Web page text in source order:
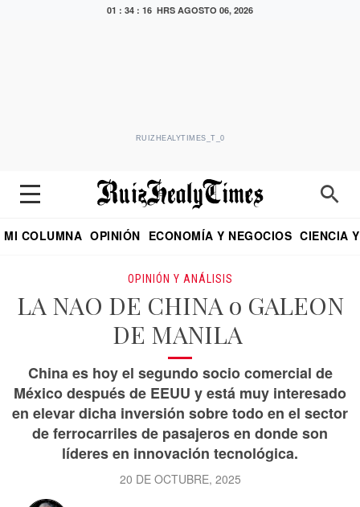
01 : 34 : 17 HRS AGOSTO 06, 2026
RUIZHEALYTIMES_T_0
MI COLUMNA OPINIÓN ECONOMÍA Y NEGOCIOS CIENCIA
OPINIÓN Y ANÁLISIS
LA NAO DE CHINA o GALEON
DE MANILA
China es hoy el segundo socio comercial de
México después de EEUU y está muy interesado
en elevar dicha inversión sobre todo en el sector
de ferrocarriles de pasajeros en donde son
líderes en innovación tecnológica.
20 DE OCTUBRE, 2025